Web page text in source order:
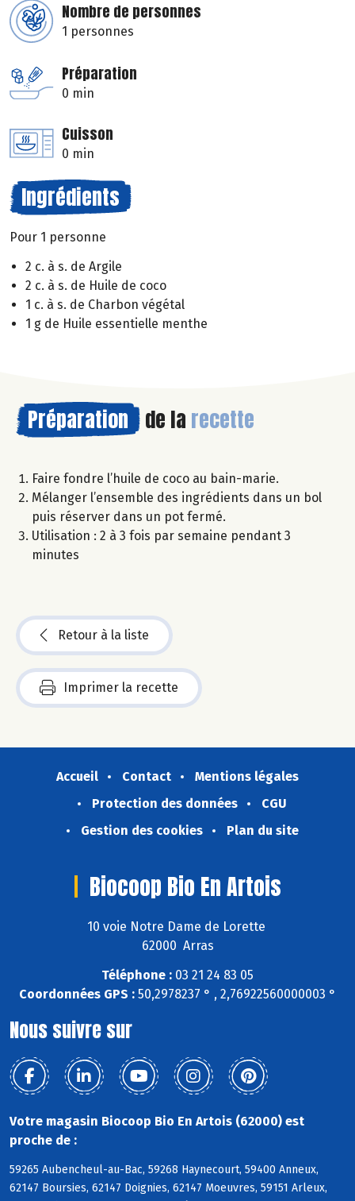
Nombre de personnes
1 personnes
Préparation
0 min
Cuisson
0 min
Ingrédients
Pour 1 personne
2 c. à s. de Argile
2 c. à s. de Huile de coco
1 c. à s. de Charbon végétal
1 g de Huile essentielle menthe
Préparation de la recette
Faire fondre l’huile de coco au bain-marie.
Mélanger l’ensemble des ingrédients dans un bol
puis réserver dans un pot fermé.
Utilisation : 2 à 3 fois par semaine pendant 3
minutes
Retour à la liste
Imprimer la recette
Accueil Contact
Mentions légales
Protection des données
CGU
Gestion des cookies
Plan du site
Biocoop Bio En Artois
10 voie Notre Dame de Lorette
62000 Arras
Téléphone : 03 21 24 83 05
Coordonnées GPS : 50,2978237 ° , 2,76922560000003 °
Nous suivre sur
Votre magasin Biocoop Bio En Artois (62000) est
proche de :
59265 Aubencheul-au-Bac, 59268 Haynecourt, 59400 Anneux,
62147 Boursies, 62147 Doignies, 62147 Moeuvres, 59151 Arleux,